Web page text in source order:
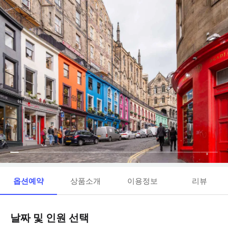
옵션예약 상품소개 이용정보 리뷰
날짜 및 인원 선택